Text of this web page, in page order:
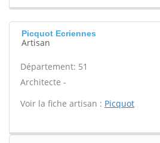
Picquot Ecriennes
Artisan
Département: 51
Architecte -
Voir la fiche artisan : Picquot